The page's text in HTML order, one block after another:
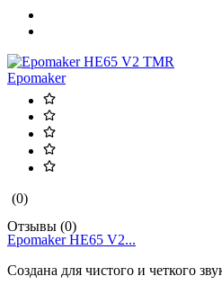
Epomaker
(0)
Отзывы (0)
Epomaker HE65 V2...
Создана для чистого и четкого